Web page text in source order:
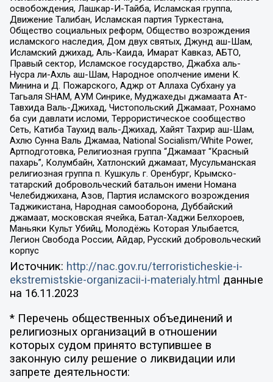
освобождения, Лашкар-И-Тайба, Исламская группа,
Движение Талибан, Исламская партия Туркестана,
Общество социальных реформ, Общество возрождения
исламского наследия, Дом двух святых, Джунд аш-Шам,
Исламский джихад, Аль-Каида, Имарат Кавказ, АБТО,
Правый сектор, Исламское государство, Джабха аль-
Нусра ли-Ахль аш-Шам, Народное ополчение имени К.
Минина и Д. Пожарского, Аджр от Аллаха Субхану уа
Тагьаля SHAM, АУМ Синрике, Муджахеды джамаата Ат-
Тавхида Валь-Джихад, Чистопольский Джамаат, Рохнамо
ба суи давлати исломи, Террористическое сообщество
Сеть, Катиба Таухид валь-Джихад, Хайят Тахрир аш-Шам,
Ахлю Сунна Валь Джамаа, National Socialism/White Power,
Артподготовка, Религиозная группа “Джамаат “Красный
пахарь”, Колумбайн, Хатлонский джамаат, Мусульманская
религиозная группа п. Кушкуль г. Оренбург, Крымско-
татарский добровольческий батальон имени Номана
Челебиджихана, Азов, Партия исламского возрождения
Таджикистана, Народная самооборона, Дуббайский
джамаат, московская ячейка, Батал-Хаджи Белхороев,
Маньяки Культ Убийц, Молодёжь Которая Улыбается,
Легион Свобода России, Айдар, Русский добровольческий
корпус
Источник: http://nac.gov.ru/terroristicheskie-i-
ekstremistskie-organizacii-i-materialy.html данные
на 16.11.2023
* Перечень общественных объединений и
религиозных организаций в отношении
которых судом принято вступившее в
законную силу решение о ликвидации или
запрете деятельности: